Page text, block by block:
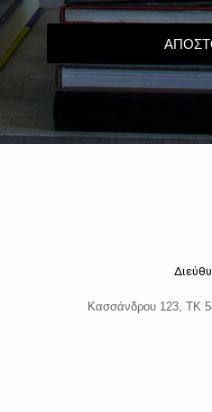
Κασσάνδρου 123, ΤΚ